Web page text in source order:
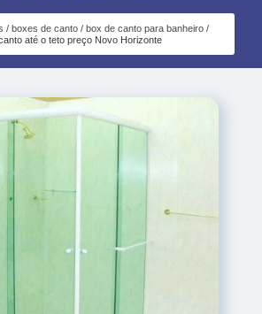
boxes de canto
box de canto para banheiro
até o teto preço Novo Horizonte